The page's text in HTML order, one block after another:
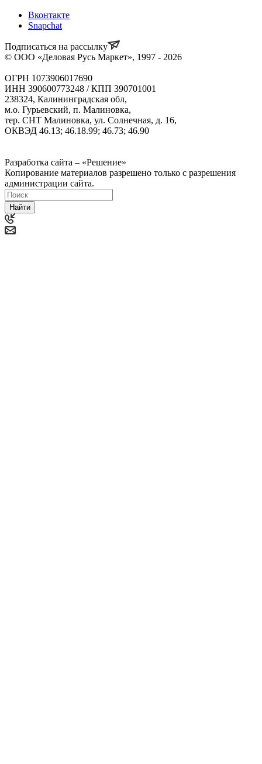
Вконтакте
Snapchat
Подписаться на рассылку
© ООО «Деловая Русь Маркет», 1997 - 2026
ОГРН 1073906017690
ИНН 390600773248 / КПП 390701001
238324, Калининградская обл,
м.о. Гурьевский, п. Малиновка,
тер. СНТ Малиновка, ул. Солнечная, д. 16,
ОКВЭД 46.13; 46.18.99; 46.73; 46.90
Разработка сайта – «Решение»
Копирование материалов разрешено только с разрешения
администрации сайта.
Найти